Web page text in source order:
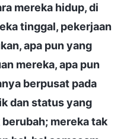
mereka hidup, di
tinggal, pekerjaan
apa pun yang
mereka, apa pun
berpusat pada
dan status yang
mereka tak